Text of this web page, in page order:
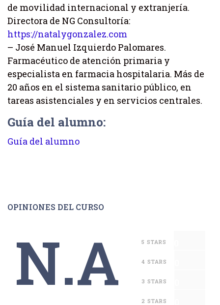
de movilidad internacional y extranjería.
Directora de NG Consultoría:
https://natalygonzalez.com
– José Manuel Izquierdo Palomares.
Farmacéutico de atención primaria y
especialista en farmacia hospitalaria. Más de
20 años en el sistema sanitario público, en
tareas asistenciales y en servicios centrales.
Guía del alumno:
Guía del alumno
OPINIONES DEL CURSO
N.A 5 STARS
4 STARS
3 STARS
2 STARS